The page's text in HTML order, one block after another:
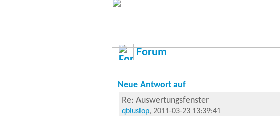
Forum
Neue Antwort auf
Re: Auswertungsfenster
qblusiop, 2011-03-23 13:39:41